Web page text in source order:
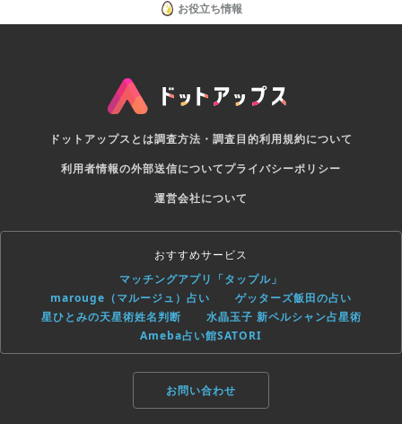
お役立ち情報
ドットアップスとは調査方法・調査目的利用規約について
利用者情報の外部送信についてプライバシーポリシー
運営会社について
おすすめサービス
マッチングアプリ「タップル」
marouge（マルージュ）占い
ゲッターズ飯田の占い
星ひとみの天星術姓名判断
水晶玉子 新ペルシャン占星術
Ameba占い館SATORI
お問い合わせ